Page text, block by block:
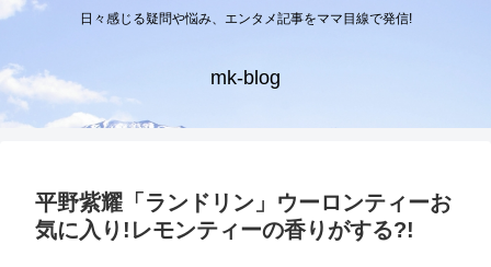
日々感じる疑問や悩み、エンタメ記事をママ目線で発信!
mk-blog
平野紫耀「ランドリン」ウーロンティーお
気に入り!レモンティーの香りがする?!